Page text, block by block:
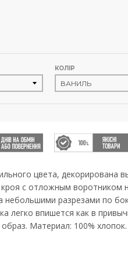
КОЛІР
цвета, декорирована
с отложным воротником
небольшими разрезами по
легко впишется как в
Материал: 100% хлопок.